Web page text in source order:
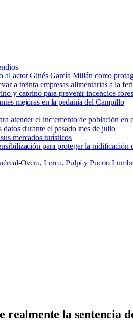
actor Ginés García Millán como
a treinta empresas alimentarias a la
y caprino para prevenir incendios
mejoras en la pedanía del Campillo
atender el incremento de población en
durante el pasado mes de julio
mercados turísticos
para proteger la nidificación
Overa, Lorca, Pulpí y Puerto
realmente la sentencia